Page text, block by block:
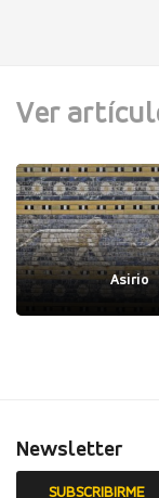
Ver
Asirio
Newsletter